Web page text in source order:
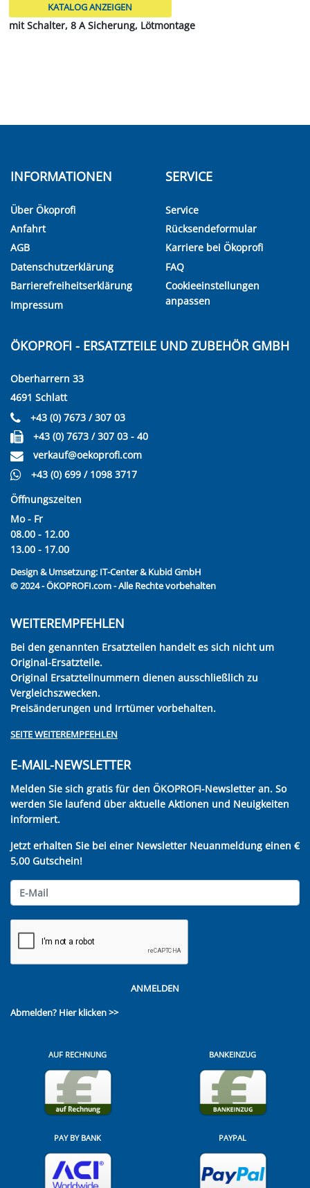
KATALOG ANZEIGEN
mit Schalter, 8 A Sicherung, Lötmontage
INFORMATIONEN
Über Ökoprofi
Anfahrt
AGB
Datenschutzerklärung
Barrierefreiheitserklärung
Impressum
SERVICE
Service
Rücksendeformular
Karriere bei Ökoprofi
FAQ
Cookieeinstellungen
anpassen
ÖKOPROFI - ERSATZTEILE UND ZUBEHÖR GMBH
Oberharrern 33
4691 Schlatt
+43 (0) 7673 / 307 03
+43 (0) 7673 / 307 03 - 40
verkauf@oekoprofi.com
+43 (0) 699 / 1098 3717
Öffnungszeiten
Mo - Fr
08.00 - 12.00
13.00 - 17.00
Design & Umsetzung: IT-Center & Kubid GmbH
© 2024 - ÖKOPROFI.com - Alle Rechte vorbehalten
WEITEREMPFEHLEN
Bei den genannten Ersatzteilen handelt es sich nicht um
Original-Ersatzteile.
Original Ersatzteilnummern dienen ausschließlich zu
Vergleichszwecken.
Preisänderungen und Irrtümer vorbehalten.
SEITE WEITEREMPFEHLEN
E-MAIL-NEWSLETTER
Melden Sie sich gratis für den ÖKOPROFI-Newsletter an. So
werden Sie laufend über aktuelle Aktionen und Neuigkeiten
informiert.
Jetzt erhalten Sie bei einer Newsletter Neuanmeldung einen €
5,00 Gutschein!
ANMELDEN
Abmelden? Hier klicken >>
AUF RECHNUNG BANKEINZUG
PAY BY BANK PAYPAL